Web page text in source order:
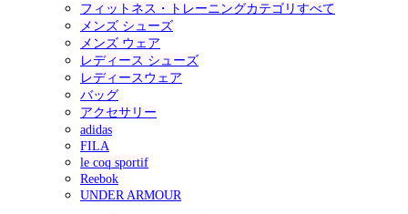
フィットネス・トレーニングカテゴリすべて
メンズ シューズ
メンズ ウェア
レディース シューズ
レディースウェア
バッグ
アクセサリー
adidas
FILA
le coq sportif
Reebok
UNDER ARMOUR